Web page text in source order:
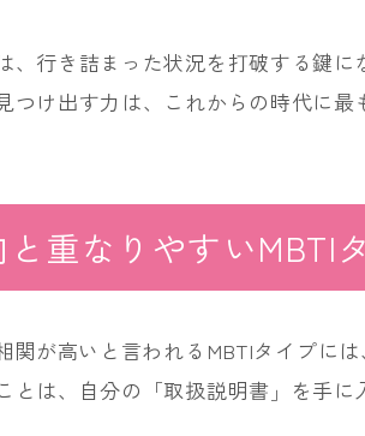
、行き詰まった状況を打破する鍵
つけ出す力は、これからの時代に最
重なりやすいMBTI
関が高いと言われるMBTIタイプに
とは、自分の「取扱説明書」を手に